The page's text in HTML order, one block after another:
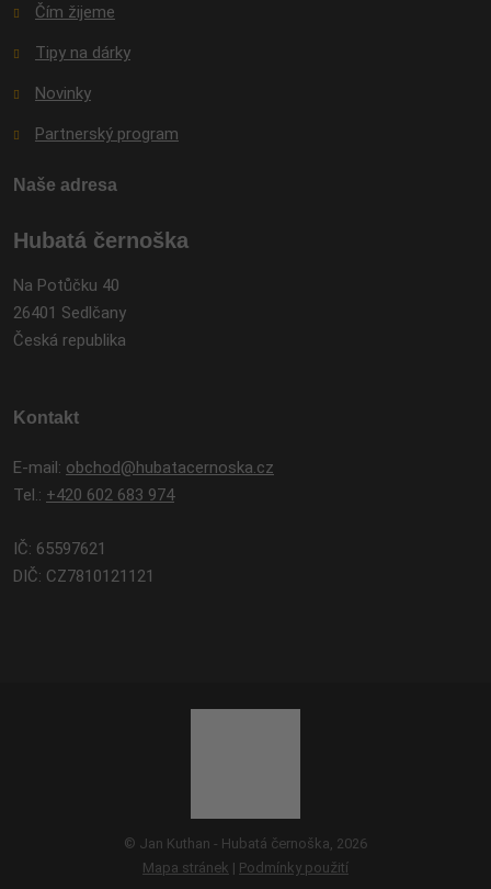
Čím žijeme
Tipy na dárky
Novinky
Partnerský program
Naše adresa
Hubatá černoška
Na Potůčku 40
26401 Sedlčany
Česká republika
Kontakt
E-mail: obchod@hubatacernoska.cz
Tel.: +420 602 683 974
IČ: 65597621
DIČ: CZ7810121121
© Jan Kuthan - Hubatá černoška, 2026
Mapa stránek | Podmínky použití